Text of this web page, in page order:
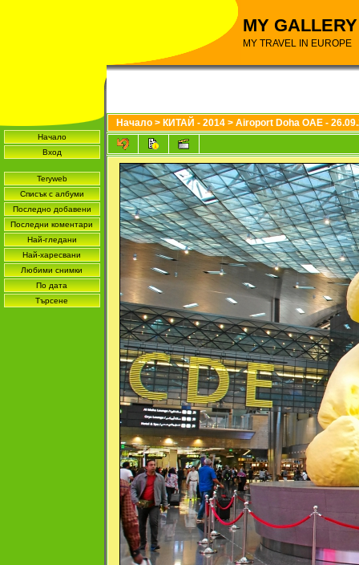
MY GALLERY
MY TRAVEL IN EUROPE
Начало
Вход
Teryweb
Списък с албуми
Последно добавени
Последни коментари
Най-гледани
Най-харесвани
Любими снимки
По дата
Търсене
Начало > КИТАЙ - 2014 > Airoport Doha OAE -